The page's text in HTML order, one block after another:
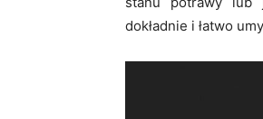
dokładnie i łatwo